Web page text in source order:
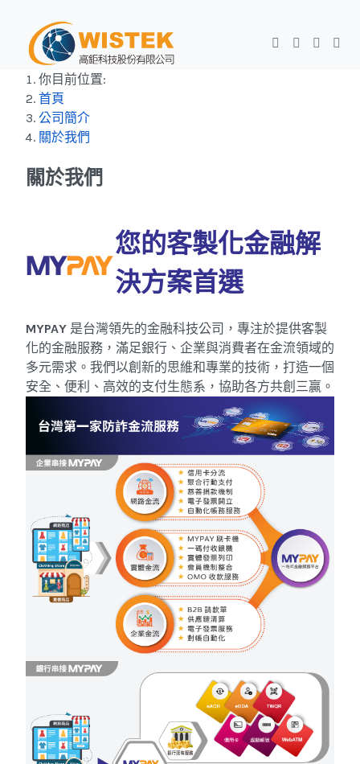
你目前位置:
首頁
公司簡介
關於我們
關於我們
您的客製化金融解
決方案首選
MYPAY 是台灣領先的金融科技公司，專注於提供客製
化的金融服務，滿足銀行、企業與消費者在金流領域的
多元需求。我們以創新的思維和專業的技術，打造一個
安全、便利、高效的支付生態系，協助各方共創三贏。